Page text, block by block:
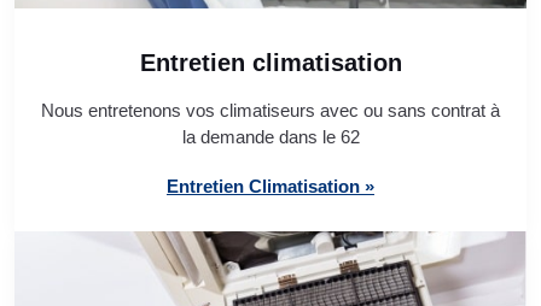
Entretien climatisation
Nous entretenons vos climatiseurs avec ou sans contrat à
la demande dans le 62
Entretien Climatisation »